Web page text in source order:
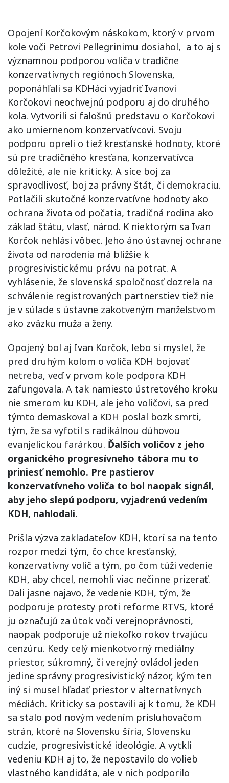
Opojení Korčokovým náskokom, ktorý v prvom
kole voči Petrovi Pellegrinimu dosiahol, a to aj s
významnou podporou voliča v tradične
konzervatívnych regiónoch Slovenska,
poponáhľali sa KDHáci vyjadriť Ivanovi
Korčokovi neochvejnú podporu aj do druhého
kola. Vytvorili si falošnú predstavu o Korčokovi
ako umiernenom konzervatívcovi. Svoju
podporu opreli o tiež kresťanské hodnoty, ktoré
sú pre tradičného kresťana, konzervatívca
dôležité, ale nie kriticky. A síce boj za
spravodlivosť, boj za právny štát, či demokraciu.
Potlačili skutočné konzervatívne hodnoty ako
ochrana života od počatia, tradičná rodina ako
základ štátu, vlasť, národ. K niektorým sa Ivan
Korčok nehlási vôbec. Jeho áno ústavnej ochrane
života od narodenia má bližšie k
progresivistickému právu na potrat. A
vyhlásenie, že slovenská spoločnosť dozrela na
schválenie registrovaných partnerstiev tiež nie
je v súlade s ústavne zakotveným manželstvom
ako zväzku muža a ženy.
Opojený bol aj Ivan Korčok, lebo si myslel, že
pred druhým kolom o voliča KDH bojovať
netreba, veď v prvom kole podpora KDH
zafungovala. A tak namiesto ústretového kroku
nie smerom ku KDH, ale jeho voličovi, sa pred
týmto demaskoval a KDH poslal bozk smrti,
tým, že sa vyfotil s radikálnou dúhovou
evanjelickou farárkou. Ďalších voličov z jeho
organického progresívneho tábora mu to
priniesť nemohlo. Pre pastierov
konzervatívneho voliča to bol naopak signál,
aby jeho slepú podporu, vyjadrenú vedením
KDH, nahlodali.
Prišla výzva zakladateľov KDH, ktorí sa na tento
rozpor medzi tým, čo chce kresťanský,
konzervatívny volič a tým, po čom túži vedenie
KDH, aby chcel, nemohli viac nečinne prizerať.
Dali jasne najavo, že vedenie KDH, tým, že
podporuje protesty proti reforme RTVS, ktoré
ju označujú za útok voči verejnoprávnosti,
naopak podporuje už niekoľko rokov trvajúcu
cenzúru. Kedy celý mienkotvorný mediálny
priestor, súkromný, či verejný ovládol jeden
jedine správny progresivistický názor, kým ten
iný si musel hľadať priestor v alternatívnych
médiách. Kriticky sa postavili aj k tomu, že KDH
sa stalo pod novým vedením prisluhovačom
strán, ktoré na Slovensku šíria, Slovensku
cudzie, progresivistické ideológie. A vytkli
vedeniu KDH aj to, že nepostavilo do volieb
vlastného kandidáta, ale v nich podporilo